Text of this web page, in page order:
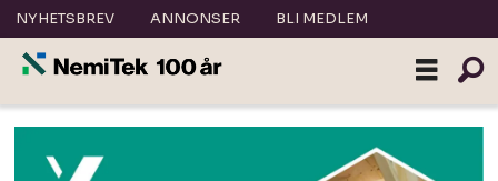
NYHETSBREV ANNONSER BLI MEDLEM